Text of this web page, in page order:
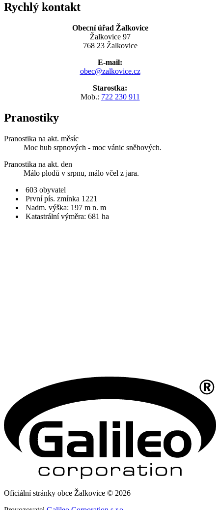
Rychlý kontakt
Obecní úřad Žalkovice
Žalkovice 97
768 23 Žalkovice
E-mail:
obec@zalkovice.cz
Starostka:
Mob.: 722 230 911
Pranostiky
Pranostika na akt. měsíc
Moc hub srpnových - moc vánic sněhových.
Pranostika na akt. den
Málo plodů v srpnu, málo včel z jara.
603 obyvatel
První pís. zmínka 1221
Nadm. výška: 197 m n. m
Katastrální výměra: 681 ha
Oficiální stránky obce Žalkovice © 2026